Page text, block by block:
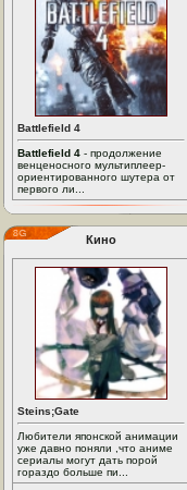
Battlefield 4
Battlefield 4 - продолжение
венценосного мультиплеер-
ориентированного шутера от
первого ли...
Кино
Steins;Gate
Любители японской анимации
уже давно поняли ,что аниме
сериалы могут дать порой
гораздо больше пи...